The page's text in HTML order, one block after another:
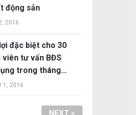
động sản
2016
đặc biệt cho 30
viên tư vấn BĐS
trong tháng...
1, 2016
NEXT »